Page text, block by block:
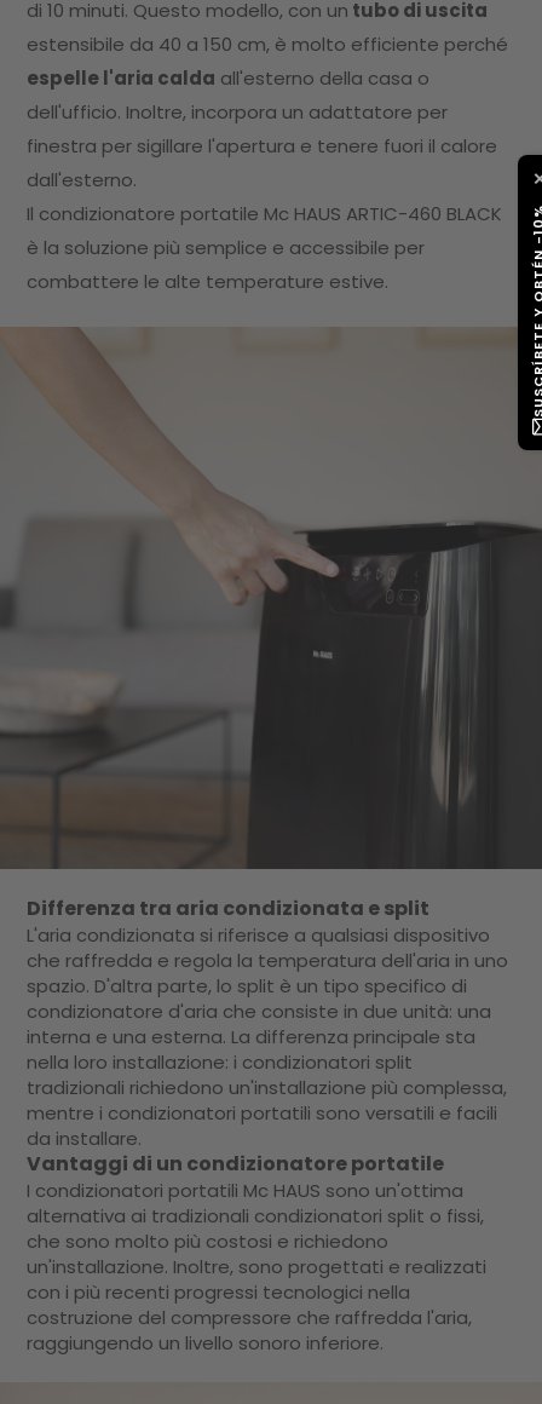
di 10 minuti. Questo modello, con un tubo di uscita
estensibile da 40 a 150 cm, è molto efficiente perché
espelle l'aria calda all'esterno della casa o
dell'ufficio. Inoltre, incorpora un adattatore per
finestra per sigillare l'apertura e tenere fuori il calore
dall'esterno.
Il condizionatore portatile Mc HAUS ARTIC-460 BLACK
è la soluzione più semplice e accessibile per
combattere le alte temperature estive.
Differenza tra aria condizionata e split
L'aria condizionata si riferisce a qualsiasi dispositivo
che raffredda e regola la temperatura dell'aria in uno
spazio. D'altra parte, lo split è un tipo specifico di
condizionatore d'aria che consiste in due unità: una
interna e una esterna. La differenza principale sta
nella loro installazione: i condizionatori split
tradizionali richiedono un'installazione più complessa,
mentre i condizionatori portatili sono versatili e facili
da installare.
Vantaggi di un condizionatore portatile
I condizionatori portatili Mc HAUS sono un'ottima
alternativa ai tradizionali condizionatori split o fissi,
che sono molto più costosi e richiedono
un'installazione. Inoltre, sono progettati e realizzati
con i più recenti progressi tecnologici nella
costruzione del compressore che raffredda l'aria,
raggiungendo un livello sonoro inferiore.